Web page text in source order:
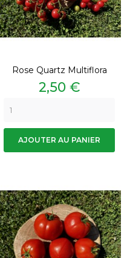
Rose Quartz Multiflora
Prix
2,50 €
AJOUTER AU PANIER